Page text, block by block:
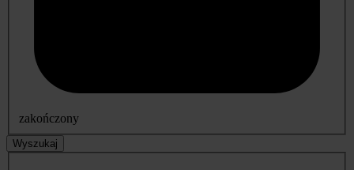
zakończony
Wyszukaj